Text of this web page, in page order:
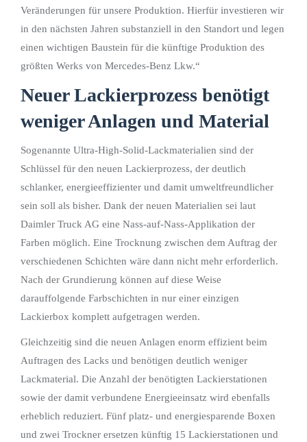
Veränderungen für unsere Produktion. Hierfür investieren wir
in den nächsten Jahren substanziell in den Standort und legen
einen wichtigen Baustein für die künftige Produktion des
größten Werks von Mercedes-Benz Lkw.“
Neuer Lackierprozess benötigt
weniger Anlagen und Material
Sogenannte Ultra-High-Solid-Lackmaterialien sind der
Schlüssel für den neuen Lackierprozess, der deutlich
schlanker, energieeffizienter und damit umweltfreundlicher
sein soll als bisher. Dank der neuen Materialien sei laut
Daimler Truck AG eine Nass-auf-Nass-Applikation der
Farben möglich. Eine Trocknung zwischen dem Auftrag der
verschiedenen Schichten wäre dann nicht mehr erforderlich.
Nach der Grundierung können auf diese Weise
darauffolgende Farbschichten in nur einer einzigen
Lackierbox komplett aufgetragen werden.
Gleichzeitig sind die neuen Anlagen enorm effizient beim
Auftragen des Lacks und benötigen deutlich weniger
Lackmaterial. Die Anzahl der benötigten Lackierstationen
sowie der damit verbundene Energieeinsatz wird ebenfalls
erheblich reduziert. Fünf platz- und energiesparende Boxen
und zwei Trockner ersetzen künftig 15 Lackierstationen und